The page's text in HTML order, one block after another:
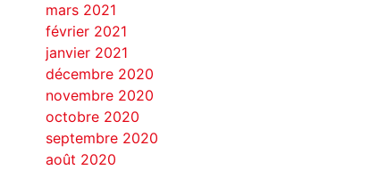
mars 2021
février 2021
janvier 2021
décembre 2020
novembre 2020
octobre 2020
septembre 2020
août 2020